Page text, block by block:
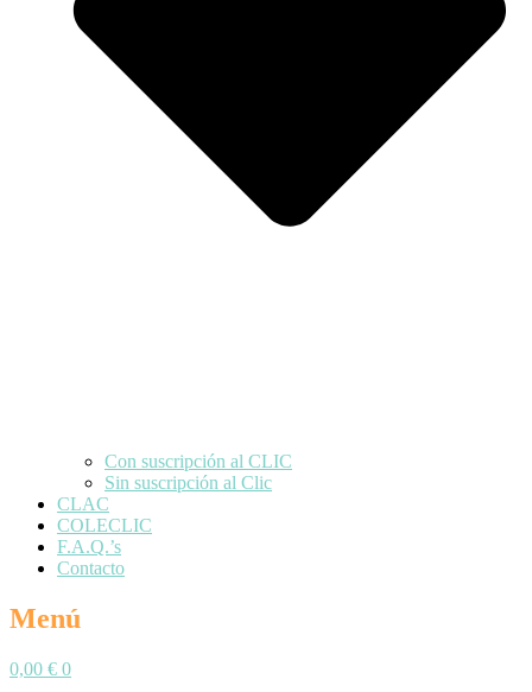
Con suscripción al CLIC
Sin suscripción al Clic
CLAC
COLECLIC
F.A.Q.’s
Contacto
Menú
0,00 € 0